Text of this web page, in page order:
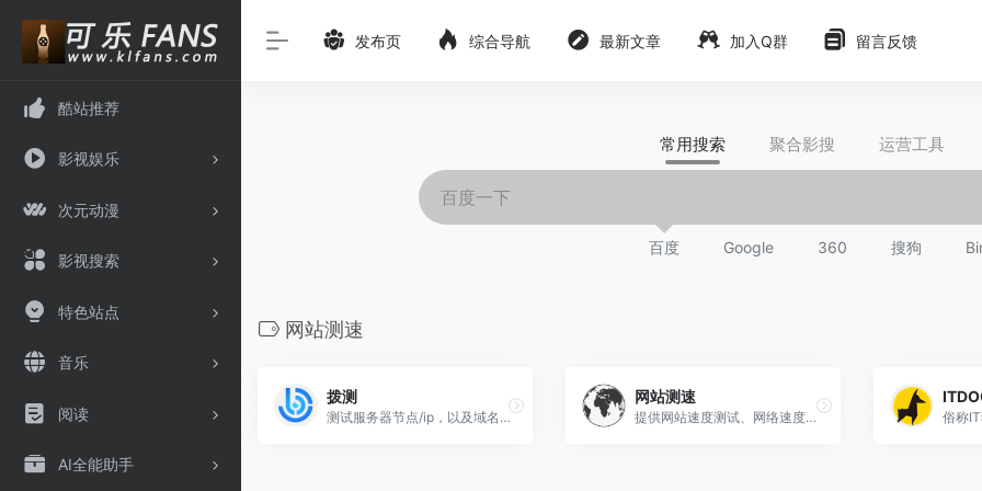
酷站推荐
影视娱乐
次元动漫
影视搜索
特色站点
音乐
阅读
AI全能助手
发布页 综合导航 最新文章 加入Q群 留言反馈
常用搜索 聚合影搜 运营工具
百度 Google 360 搜狗
网站测速
拨测
测试服务器节点/ip，以及域名访问速度、污染、劫持等情况
网站测速
提供网站速度测试、网络速度检测、域名污染检测、域名被墙查询、多地区在线ping测试、dns查询、路由跟踪查询、ipv6网站测试等